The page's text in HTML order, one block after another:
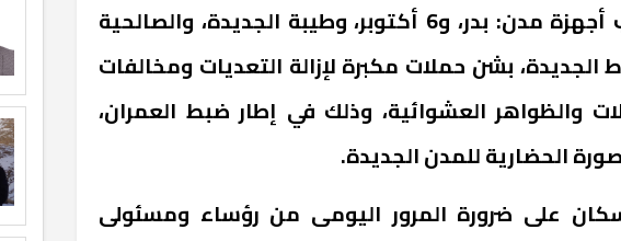
العمرانية، طالب أجهزة مدن: بدر، و6 أكتوبر، وطيبة الجديدة، والصالحية
الجديدة، بشن حملات مكبرة لإزالة التعديات ومخالفات
والظواهر العشوائية، وذلك في إطار ضبط العمران،
الحضارية للمدن الجديدة.
على ضرورة المرور اليومى من رؤساء ومسئولى